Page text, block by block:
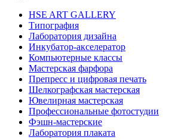
HSE ART GALLERY
Типография
Лаборатория дизайна
Инкубатор-акселератор
Компьютерные классы
Мастерская фарфора
Препресс и цифровая печать
Шелкографская мастерская
Ювелирная мастерская
Профессиональные фотостудии
Фэшн-мастерские
Лаборатория плаката